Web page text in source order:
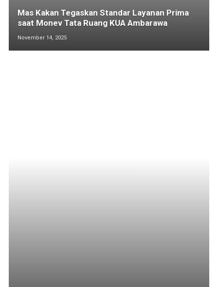
Mas Kakan Tegaskan Standar Layanan Prima
saat Monev Tata Ruang KUA Ambarawa
November 14, 2025